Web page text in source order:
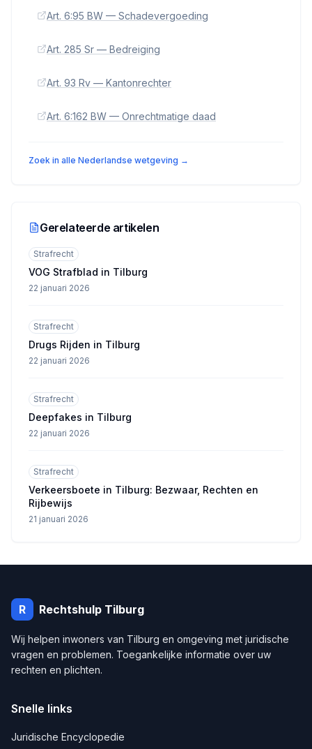
Art. 6:95 BW — Schadevergoeding
Art. 285 Sr — Bedreiging
Art. 93 Rv — Kantonrechter
Art. 6:162 BW — Onrechtmatige daad
Zoek in alle Nederlandse wetgeving →
Gerelateerde artikelen
Strafrecht
VOG Strafblad in Tilburg
22 januari 2026
Strafrecht
Drugs Rijden in Tilburg
22 januari 2026
Strafrecht
Deepfakes in Tilburg
22 januari 2026
Strafrecht
Verkeersboete in Tilburg: Bezwaar, Rechten en
Rijbewijs
21 januari 2026
R Rechtshulp Tilburg
Wij helpen inwoners van Tilburg en omgeving met juridische
vragen en problemen. Toegankelijke informatie over uw
rechten en plichten.
Snelle links
Juridische Encyclopedie